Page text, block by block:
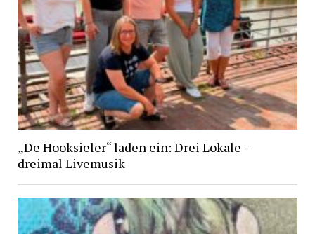
„De Hooksieler“ laden ein: Drei Lokale –
dreimal Livemusik